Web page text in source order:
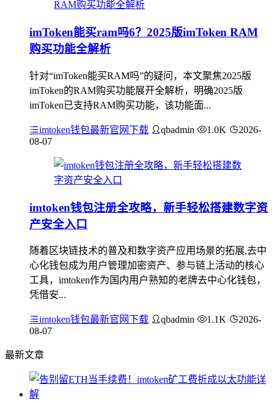
imToken能买ram吗6？2025版imToken RAM
购买功能全解析
针对“imToken能买RAM吗”的疑问，本文聚焦2025版
imToken的RAM购买功能展开全解析，明确2025版
imToken已支持RAM购买功能，该功能面...
imtoken钱包最新官网下载 qbadmin 1.0K
2026-
08-07
imtoken钱包注册全攻略，新手轻松搭建数字资
产安全入口
随着区块链技术的普及和数字资产应用场景的拓展,去中
心化钱包成为用户管理加密资产、参与链上活动的核心
工具，imtoken作为国内用户熟知的老牌去中心化钱包，
凭借安...
imtoken钱包最新官网下载 qbadmin 1.1K
2026-
08-07
最新文章